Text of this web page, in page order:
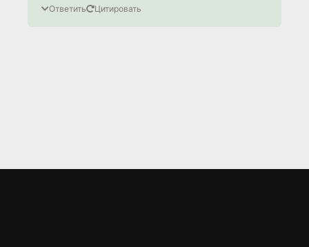
Ответить Цитировать